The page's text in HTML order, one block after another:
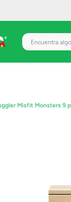
Encuentra
Misfit Monsters 9